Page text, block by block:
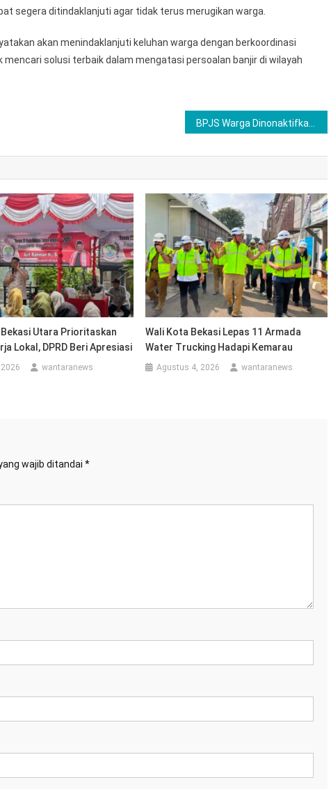
segera ditindaklanjuti agar tidak terus merugikan warga.
akan menindaklanjuti keluhan warga dengan berkoordinasi
solusi terbaik dalam mengatasi persoalan banjir di wilayah
Bekasi Utara Prioritaskan
Lokal, DPRD Beri Apresiasi
wantaranews
Wali Kota Bekasi Lepas 11 Armada
Water Trucking Hadapi Kemarau
Agustus 4, 2026 wantaranews
wajib ditandai *